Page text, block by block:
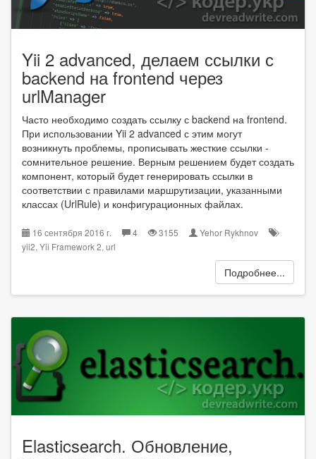
Yii 2 advanced, делаем ссылки с
backend на frontend через
urlManager
Часто необходимо создать ссылку с backend на frontend.
При использовании Yii 2 advanced с этим могут
возникнуть проблемы, прописывать жесткие ссылки -
сомнительное решение. Верным решением будет создать
компонент, который будет генерировать ссылки в
соответствии с правилами маршрутизации, указанными
классах (UrlRule) и конфигурационных файлах.
16 сентября 2016 г. 4 3155
Yehor Rykhnov
yii2, Yii Framework 2, url
Подробнее...
Elasticsearch. Обновление,